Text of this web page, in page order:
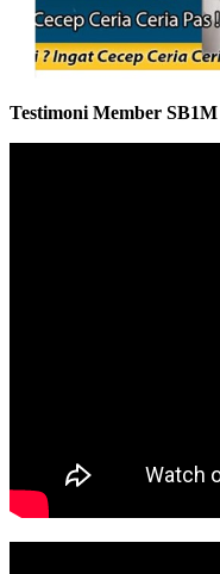
Testimoni Member SB1M